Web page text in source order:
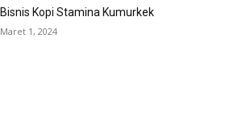
Bisnis Kopi Stamina Kumurkek
Maret 1, 2024